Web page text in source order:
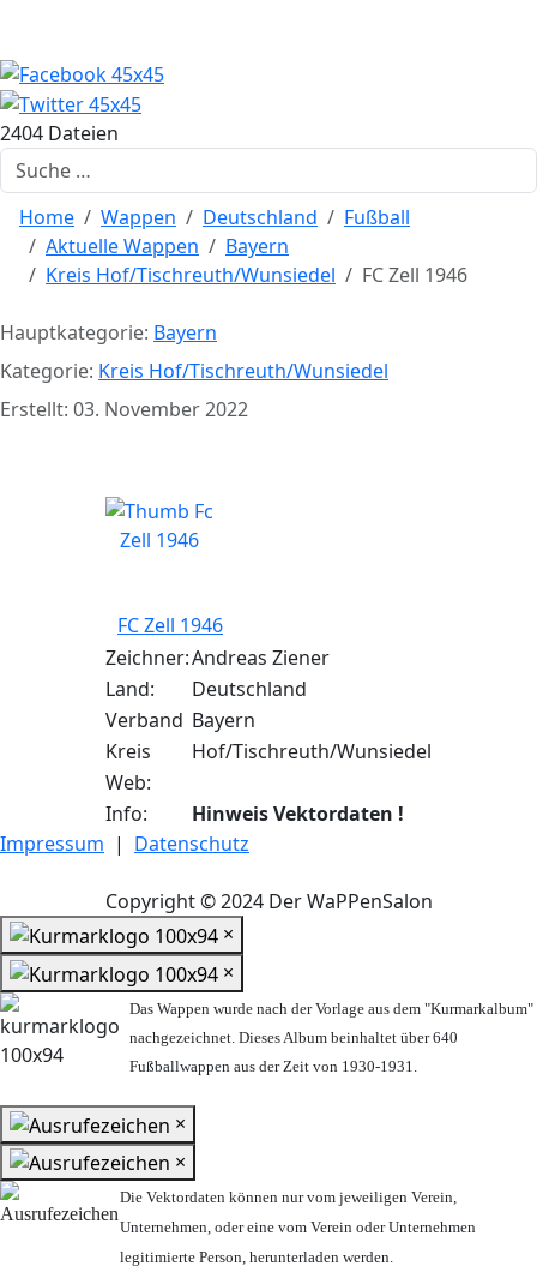
2404 Dateien
Suchen
Home Wappen Deutschland
Fußball
Aktuelle Wappen
Bayern
Kreis Hof/Tischreuth/Wunsiedel
FC Zell 1946
Hauptkategorie: Bayern
Kategorie: Kreis Hof/Tischreuth/Wunsiedel
Erstellt: 03. November 2022
FC Zell 1946
Zeichner:Andreas Ziener
Land:
Deutschland
Verband Bayern
Kreis
Hof/Tischreuth/Wunsiedel
Web:
Info:
Hinweis Vektordaten !
Impressum | Datenschutz
Copyright © 2024 Der WaPPenSalon
×
×
Das Wappen wurde nach der Vorlage aus dem "Kurmarkalbum"
nachgezeichnet. Dieses Album beinhaltet über 640
Fußballwappen aus der Zeit von 1930-1931.
×
×
Die Vektordaten können nur vom jeweiligen Verein,
Unternehmen, oder eine vom Verein oder Unternehmen
legitimierte Person, herunterladen werden.